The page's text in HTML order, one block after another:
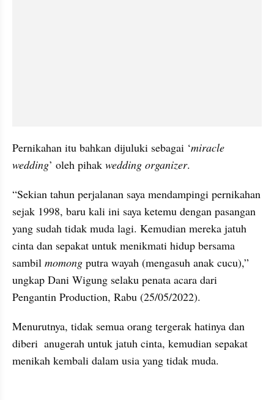
Pernikahan itu bahkan dijuluki sebagai ‘miracle
wedding’ oleh pihak wedding organizer.
“Sekian tahun perjalanan saya mendampingi pernikahan
sejak 1998, baru kali ini saya ketemu dengan pasangan
yang sudah tidak muda lagi. Kemudian mereka jatuh
cinta dan sepakat untuk menikmati hidup bersama
sambil momong putra wayah (mengasuh anak cucu),”
ungkap Dani Wigung selaku penata acara dari
Pengantin Production, Rabu (25/05/2022).
Menurutnya, tidak semua orang tergerak hatinya dan
diberi  anugerah untuk jatuh cinta, kemudian sepakat
menikah kembali dalam usia yang tidak muda.